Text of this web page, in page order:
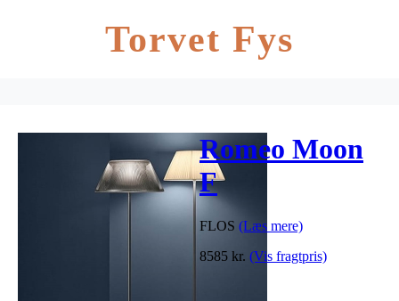
Torvet Fys
Romeo Moon
F
FLOS (Læs mere)
8585 kr. (Vis fragtpris)